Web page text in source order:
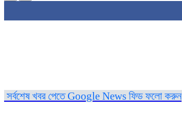
সর্বশেষ খবর পেতে Google News ফিড ফলো করুন